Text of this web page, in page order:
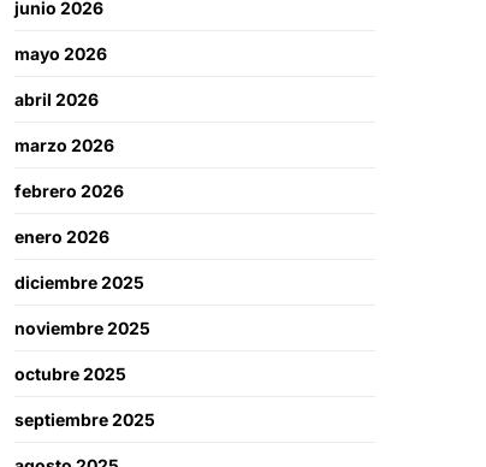
junio 2026
mayo 2026
abril 2026
marzo 2026
febrero 2026
enero 2026
diciembre 2025
noviembre 2025
octubre 2025
septiembre 2025